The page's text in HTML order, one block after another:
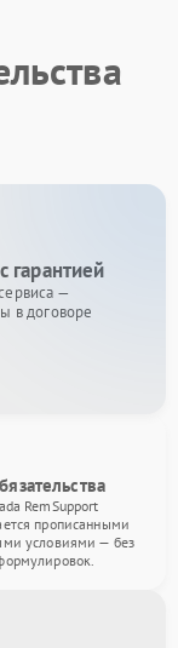
гарантией
—
в договоре
RemSupport
прописанными
условиями — без